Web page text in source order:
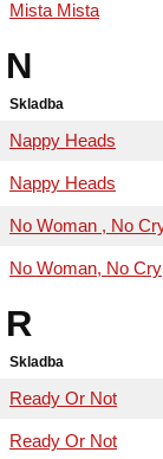
Mista Mista
N
Skladba
Nappy Heads
Nappy Heads
No Woman , No
No Woman, No Cry
R
Skladba
Ready Or Not
Ready Or Not